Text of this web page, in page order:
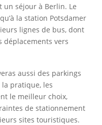
séjour à Berlin. Le
la station Potsdamer
lignes de bus, dont
déplacements vers
aussi des parkings
pratique, les
le meilleur choix,
de stationnement
sites touristiques.